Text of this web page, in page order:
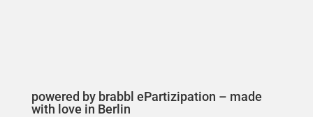
powered by brabbl ePartizipation – made
with love in Berlin